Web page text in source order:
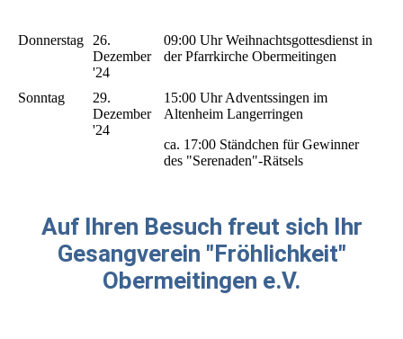
Donnerstag
26.
Dezember
'24
09:00 Uhr Weihnachtsgottesdienst in
der Pfarrkirche Obermeitingen
Sonntag
29.
Dezember
'24
15:00 Uhr Adventssingen im
Altenheim Langerringen
ca. 17:00 Ständchen für Gewinner
des "Serenaden"-Rätsels
Auf Ihren Besuch freut sich Ihr
Gesangverein "Fröhlichkeit"
Obermeitingen e.V.